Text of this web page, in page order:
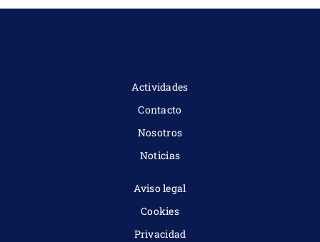
Actividades
Contacto
Nosotros
Noticias
Aviso legal
Cookies
Privacidad